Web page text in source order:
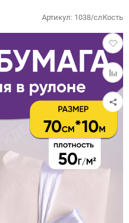
в
к
Артикул: 1038/слКость